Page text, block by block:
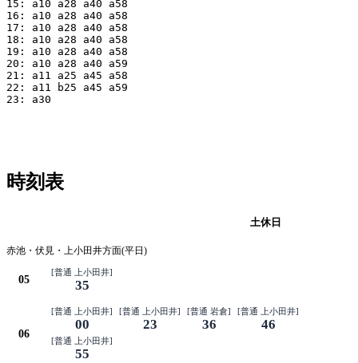
15: a10 a28 a40 a58
16: a10 a28 a40 a58
17: a10 a28 a40 a58
18: a10 a28 a40 a58
19: a10 a28 a40 a58
20: a10 a28 a40 a59
21: a11 a25 a45 a58
22: a11 b25 a45 a59
23: a30
時刻表
土休日
赤池・伏見・上小田井方面(平日)
05
[普通 上小田井]
35
06
[普通 上小田井]
00
[普通 上小田井]
23
[普通 岩倉]
36
[普通 上小田井]
46
[普通 上小田井]
55